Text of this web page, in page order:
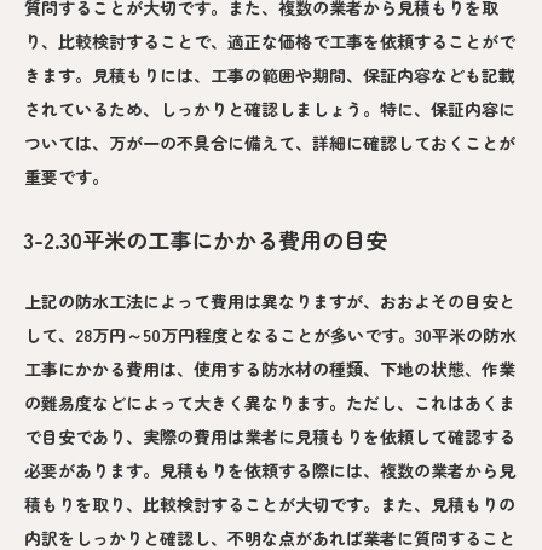
質問することが大切です。また、複数の業者から見積もりを取
り、比較検討することで、適正な価格で工事を依頼することがで
きます。見積もりには、工事の範囲や期間、保証内容なども記載
されているため、しっかりと確認しましょう。特に、保証内容に
ついては、万が一の不具合に備えて、詳細に確認しておくことが
重要です。
3-2.30平米の工事にかかる費用の目安
上記の防水工法によって費用は異なりますが、おおよその目安と
して、28万円～50万円程度となることが多いです。30平米の防水
工事にかかる費用は、使用する防水材の種類、下地の状態、作業
の難易度などによって大きく異なります。ただし、これはあくま
で目安であり、実際の費用は業者に見積もりを依頼して確認する
必要があります。見積もりを依頼する際には、複数の業者から見
積もりを取り、比較検討することが大切です。また、見積もりの
内訳をしっかりと確認し、不明な点があれば業者に質問すること